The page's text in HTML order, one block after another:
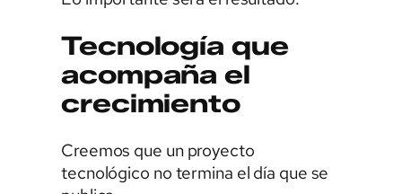
Tecnología que
acompaña el
crecimiento
Creemos que un proyecto
tecnológico no termina el día que se